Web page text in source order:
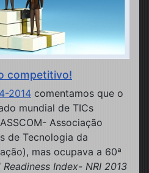
competitivo!
2014 comentamos que o
mundial de TICs
Associação
de Tecnologia da
mas ocupava a 60ª
Index- NRI 2013